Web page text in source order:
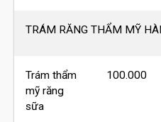
TRÁM RĂNG THẨM MỸ
Trám thẩm
mỹ răng
sữa
100.000